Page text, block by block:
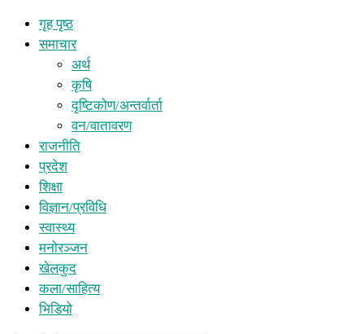
गृह पृष्ठ
समाचार
अर्थ
कृषि
दृष्टिकोण/अन्तर्वार्ता
वन/वातावरण
राजनीति
प्रदेश
शिक्षा
विज्ञान/प्रविधि
स्वास्थ्य
मनोरञ्जन
खेलकुद
कला/साहित्य
भिडियो